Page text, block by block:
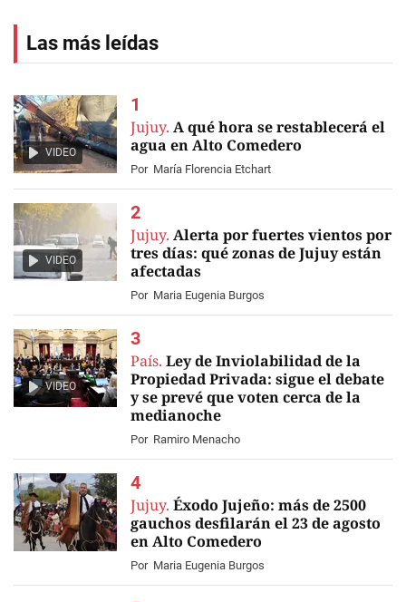
Las más leídas
VIDEO
Jujuy. A qué hora se restablecerá el
agua en Alto Comedero
Por María Florencia Etchart
VIDEO
Jujuy. Alerta por fuertes vientos por
tres días: qué zonas de Jujuy están
afectadas
Por Maria Eugenia Burgos
VIDEO
País. Ley de Inviolabilidad de la
Propiedad Privada: sigue el debate
y se prevé que voten cerca de la
medianoche
Por Ramiro Menacho
Jujuy. Éxodo Jujeño: más de 2500
gauchos desfilarán el 23 de agosto
en Alto Comedero
Por Maria Eugenia Burgos